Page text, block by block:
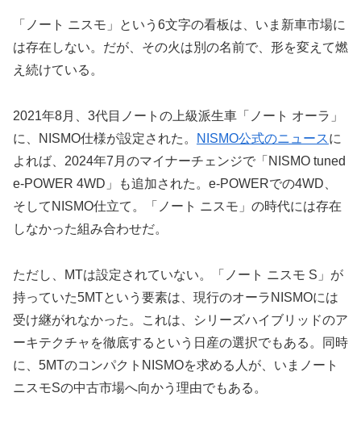
「ノート ニスモ」という6文字の看板は、いま新車市場に
は存在しない。だが、その火は別の名前で、形を変えて燃
え続けている。
2021年8月、3代目ノートの上級派生車「ノート オーラ」
に、NISMO仕様が設定された。
NISMO公式のニュースに
よれば、2024年7月のマイナーチェンジで「NISMO tuned
e-POWER 4WD」も追加された。e-POWERでの4WD、
そしてNISMO仕立て。「ノート ニスモ」の時代には存在
しなかった組み合わせだ。
ただし、MTは設定されていない。「ノート ニスモ S」が
持っていた5MTという要素は、現行のオーラNISMOには
受け継がれなかった。これは、シリーズハイブリッドのア
ーキテクチャを徹底するという日産の選択でもある。同時
に、5MTのコンパクトNISMOを求める人が、いまノート
ニスモSの中古市場へ向かう理由でもある。